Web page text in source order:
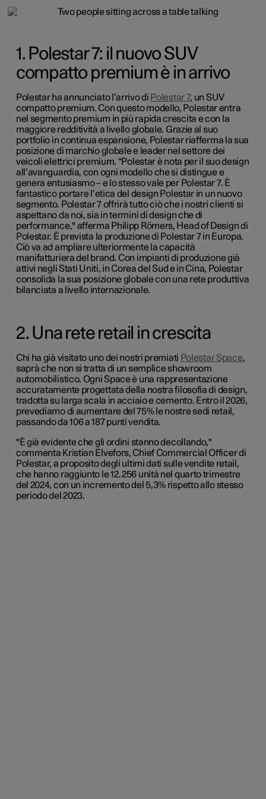
1. Polestar 7: il nuovo SUV
compatto premium è in arrivo
Polestar ha annunciato l’arrivo di Polestar 7, un SUV
compatto premium. Con questo modello, Polestar entra
nel segmento premium in più rapida crescita e con la
maggiore redditività a livello globale. Grazie al suo
portfolio in continua espansione, Polestar riafferma la sua
posizione di marchio globale e leader nel settore dei
veicoli elettrici premium. “Polestar è nota per il suo design
all’avanguardia, con ogni modello che si distingue e
genera entusiasmo – e lo stesso vale per Polestar 7. È
fantastico portare l’etica del design Polestar in un nuovo
segmento. Polestar 7 offrirà tutto ciò che i nostri clienti si
aspettano da noi, sia in termini di design che di
performance," afferma Philipp Römers, Head of Design di
Polestar. È prevista la produzione di Polestar 7 in Europa.
Ciò va ad ampliare ulteriormente la capacità
manifatturiera del brand. Con impianti di produzione già
attivi negli Stati Uniti, in Corea del Sud e in Cina, Polestar
consolida la sua posizione globale con una rete produttiva
bilanciata a livello internazionale.
2. Una rete retail in crescita
Chi ha già visitato uno dei nostri premiati Polestar Space,
saprà che non si tratta di un semplice showroom
automobilistico. Ogni Space è una rappresentazione
accuratamente progettata della nostra filosofia di design,
tradotta su larga scala in acciaio e cemento. Entro il 2026,
prevediamo di aumentare del 75% le nostre sedi retail,
passando da 106 a 187 punti vendita.
"È già evidente che gli ordini stanno decollando,"
commenta Kristian Elvefors, Chief Commercial Officer di
Polestar, a proposito degli ultimi dati sulle vendite retail,
che hanno raggiunto le 12.256 unità nel quarto trimestre
del 2024, con un incremento del 5,3% rispetto allo stesso
periodo del 2023.